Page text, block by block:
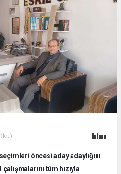
öncesi aday adaylığını
tüm hızıyla